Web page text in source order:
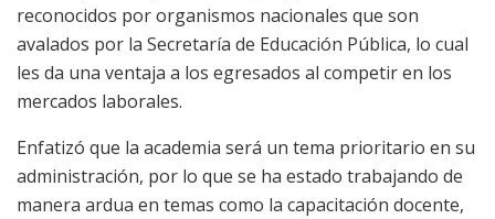
reconocidos por organismos nacionales que son
avalados por la Secretaría de Educación Pública, lo cual
les da una ventaja a los egresados al competir en los
mercados laborales.
Enfatizó que la academia será un tema prioritario en su
administración, por lo que se ha estado trabajando de
manera ardua en temas como la capacitación docente,